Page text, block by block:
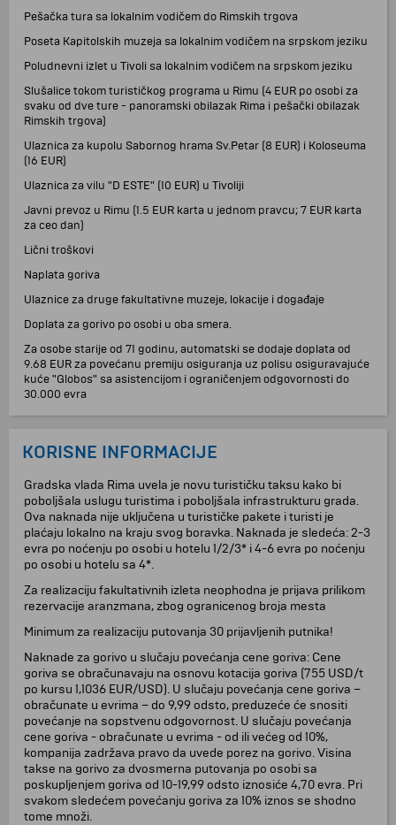
Pešačka tura sa lokalnim vodičem do Rimskih trgova
Poseta Kapitolskih muzeja sa lokalnim vodičem na srpskom jeziku
Poludnevni izlet u Tivoli sa lokalnim vodičem na srpskom jeziku
Slušalice tokom turističkog programa u Rimu (4 EUR po osobi za
svaku od dve ture - panoramski obilazak Rima i pešački obilazak
Rimskih trgova)
Ulaznica za kupolu Sabornog hrama Sv.Petar (8 EUR) i Koloseuma
(16 EUR)
Ulaznica za vilu "D ESTE" (10 EUR) u Tivoliji
Javni prevoz u Rimu (1.5 EUR karta u jednom pravcu; 7 EUR karta
za ceo dan)
Lični troškovi
Naplata goriva
Ulaznice za druge fakultativne muzeje, lokacije i događaje
Doplata za gorivo po osobi u oba smera.
Za osobe starije od 71 godinu, automatski se dodaje doplata od
9.68 EUR za povećanu premiju osiguranja uz polisu osiguravajuće
kuće "Globos" sa asistencijom i ograničenjem odgovornosti do
30.000 evra
KORISNE INFORMACIJE
Gradska vlada Rima uvela je novu turističku taksu kako bi
poboljšala uslugu turistima i poboljšala infrastrukturu grada.
Ova naknada nije uključena u turističke pakete i turisti je
plaćaju lokalno na kraju svog boravka. Naknada je sledeća: 2-3
evra po noćenju po osobi u hotelu 1/2/3* i 4-6 evra po noćenju
po osobi u hotelu sa 4*.
Za realizaciju fakultativnih izleta neophodna je prijava prilikom
rezervacije aranzmana, zbog ogranicenog broja mesta
Minimum za realizaciju putovanja 30 prijavljenih putnika!
Naknade za gorivo u slučaju povećanja cene goriva: Cene
goriva se obračunavaju na osnovu kotacija goriva (755 USD/t
po kursu 1,1036 EUR/USD). U slučaju povećanja cene goriva –
obračunate u evrima – do 9,99 odsto, preduzeće će snositi
povećanje na sopstvenu odgovornost. U slučaju povećanja
cene goriva - obračunate u evrima - od ili većeg od 10%,
kompanija zadržava pravo da uvede porez na gorivo. Visina
takse na gorivo za dvosmerna putovanja po osobi sa
poskupljenjem goriva od 10-19,99 odsto iznosiće 4,70 evra. Pri
svakom sledećem povećanju goriva za 10% iznos se shodno
tome množi.